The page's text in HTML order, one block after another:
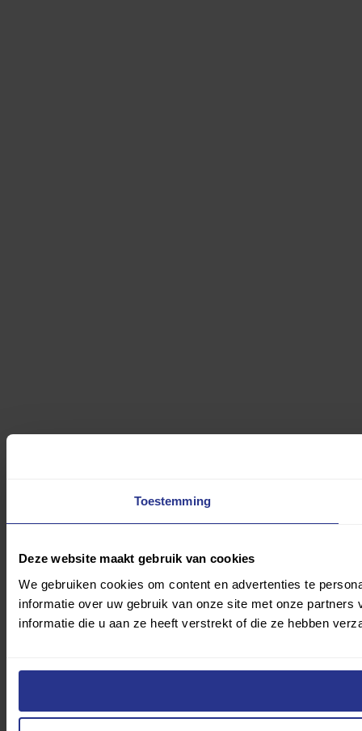
Toestemming
Deze website maakt gebruik van cookies
We gebruiken cookies om content en advertenties te
informatie over uw gebruik van onze site met onze
informatie die u aan ze heeft verstrekt of die ze hebben